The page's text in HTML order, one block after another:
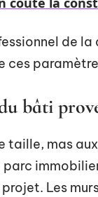
de
ces
bâti
taille, mas
parc
Les